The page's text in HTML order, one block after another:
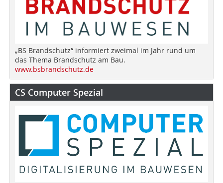
„BS Brandschutz“ informiert zweimal im Jahr rund um
das Thema Brandschutz am Bau.
www.bsbrandschutz.de
CS Computer Spezial